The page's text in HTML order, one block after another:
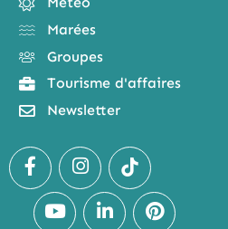
Marées
Groupes
Tourisme d'affaires
Newsletter